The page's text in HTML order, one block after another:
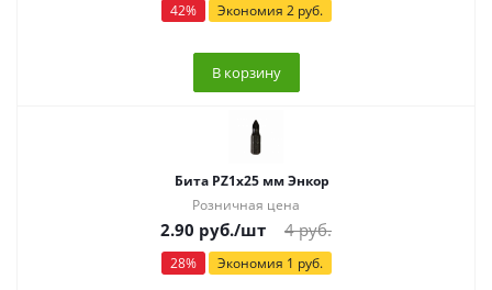
42% Экономия 2руб.
В корзину
Бита PZ1х25 мм Энкор
Розничная цена
2.90 руб./шт 4руб.
28% Экономия 1 руб.